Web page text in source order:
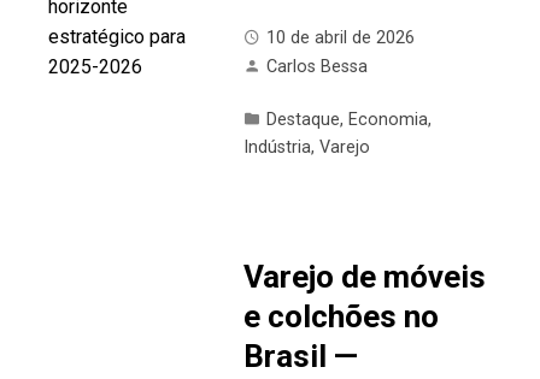
10 de abril de 2026
Carlos Bessa
Destaque, Economia,
Indústria, Varejo
Varejo de móveis
e colchões no
Brasil —